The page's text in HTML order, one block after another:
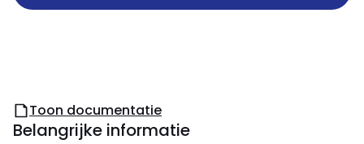
Toon documentatie
Belangrijke informatie